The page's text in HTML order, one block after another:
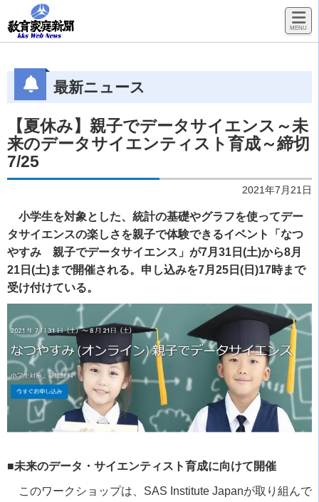
最新ニュース
【夏休み】親子でデータサイエンス～未
来のデータサイエンティスト育成～締切
7/25
2021年7月21日
小学生を対象とした、統計の基礎やグラフを使ってデー
タサイエンスの楽しさを親子で体験できるイベント「なつ
やすみ 親子でデータサイエンス」が7月31日(土)から8月
21日(土)まで開催される。申し込みを7月25日(日)17時まで
受け付けている。
■未来のデータ・サイエンティスト育成に向けて開催
このワークショップは、 SAS Institute Japanが取り組んで